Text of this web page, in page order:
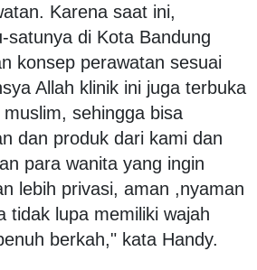
Karena saat ini,
satunya di Kota Bandung
konsep perawatan sesuai
Allah klinik ini juga terbuka
sehingga bisa
dan produk dari kami dan
para wanita yang ingin
lebih privasi, aman ,nyaman
tidak lupa memiliki wajah
berkah," kata Handy.